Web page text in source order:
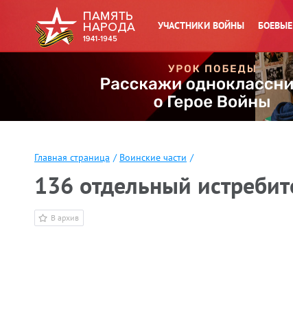
УЧАСТНИКИ ВОЙНЫ
Главная страница / Воинские части /
136 отдельный
В архив